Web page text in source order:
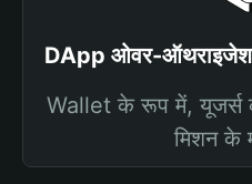
DApp ओवर-
Wallet के रूप में, यूजर्स
मिशन के